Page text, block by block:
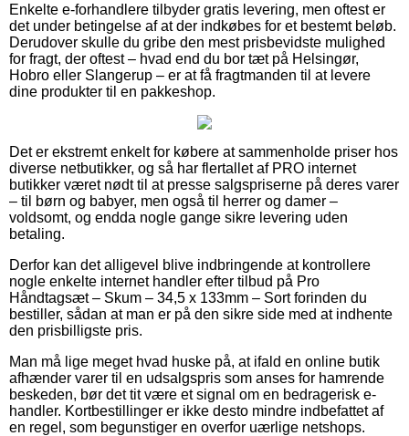
Enkelte e-forhandlere tilbyder gratis levering, men oftest er
det under betingelse af at der indkøbes for et bestemt beløb.
Derudover skulle du gribe den mest prisbevidste mulighed
for fragt, der oftest – hvad end du bor tæt på Helsingør,
Hobro eller Slangerup – er at få fragtmanden til at levere
dine produkter til en pakkeshop.
Det er ekstremt enkelt for købere at sammenholde priser hos
diverse netbutikker, og så har flertallet af PRO internet
butikker været nødt til at presse salgspriserne på deres varer
– til børn og babyer, men også til herrer og damer –
voldsomt, og endda nogle gange sikre levering uden
betaling.
Derfor kan det alligevel blive indbringende at kontrollere
nogle enkelte internet handler efter tilbud på Pro
Håndtagsæt – Skum – 34,5 x 133mm – Sort forinden du
bestiller, sådan at man er på den sikre side med at indhente
den prisbilligste pris.
Man må lige meget hvad huske på, at ifald en online butik
afhænder varer til en udsalgspris som anses for hamrende
beskeden, bør det tit være et signal om en bedragerisk e-
handler. Kortbestillinger er ikke desto mindre indbefattet af
en regel, som begunstiger en overfor uærlige netshops.